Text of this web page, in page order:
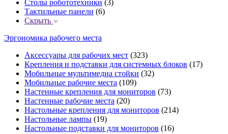
Столы робототехники (3)
Тактильные панели (6)
Скрыть
Эргономика рабочего места
Аксессуары для рабочих мест (323)
Крепления и подставки для системных блоков (17)
Мобильные мультимедиа стойки (32)
Мобильные рабочие места (109)
Настенные крепления для мониторов (73)
Настенные рабочие места (20)
Настольные крепления для мониторов (214)
Настольные лампы (19)
Настольные подставки для мониторов (16)